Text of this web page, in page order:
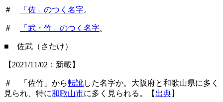
＃ 「佐」のつく名字。
＃ 「武・竹」のつく名字。
■ 佐武（さたけ）
【2021/11/02：新載】
＃ 「佐竹」から転訛した名字か。大阪府と和歌山県に多く
見られ、特に和歌山市に多く見られる。【 出典】